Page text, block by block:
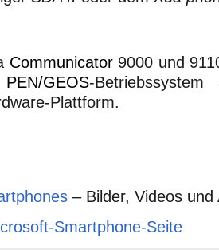
Communicator9000 und
PEN/GEOS-
Plattform.
– Bilder, Videos und
Smartphone-Seite